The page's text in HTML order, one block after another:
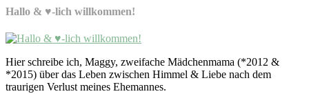
Hallo & ♥-lich willkommen!
Hier schreibe ich, Maggy, zweifache Mädchenmama (*2012 &
*2015) über das Leben zwischen Himmel & Liebe nach dem
traurigen Verlust meines Ehemannes.